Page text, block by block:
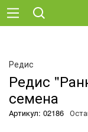
Редис
Редис
семена
Артикул: 02186